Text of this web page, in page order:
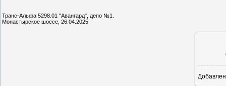
Транс-Альфа 5298.01 "Авангард", депо №1.
Монастырское шоссе, 26.04.2025